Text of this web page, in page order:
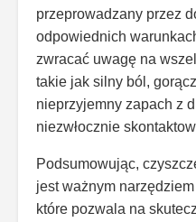
przeprowadzany przez
odpowiednich
zwracać uwagę na
takie jak silny ból,
nieprzyjemny zapach z
niezwłocznie
Podsumowując,
jest ważnym
które pozwala na